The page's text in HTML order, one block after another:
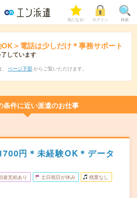
気になる! ログイン 検索
＞電話は少しだけ＊事務サポート
しています
ページ下部 からご覧いただけます。
条件に近い派遣のお仕事
円＊未経験OK＊データ
途支給あり 土日祝日が休み 残業なし